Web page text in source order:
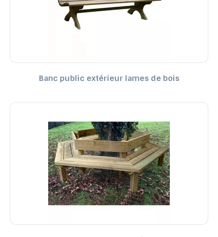
Banc public extérieur lames de bois